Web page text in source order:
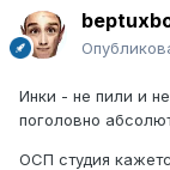
Инки - не пили и
поголовно
ОСП студия